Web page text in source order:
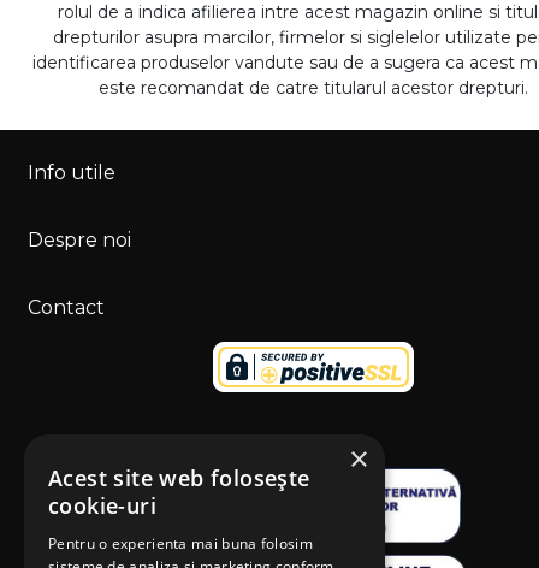
rolul de a indica afilierea intre acest magazin online si
drepturilor asupra marcilor, firmelor si siglelelor utilizate
identificarea produselor vandute sau de a sugera ca acest
este recomandat de catre titularul acestor drepturi.
Info utile
Despre noi
Contact
×
Acest site web folosește
cookie-uri
Pentru o experienta mai buna folosim